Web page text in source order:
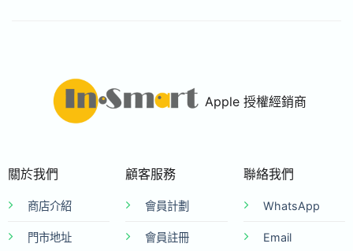
Apple 授權經銷商
關於我們
商店介紹
門市地址
顧客服務
會員計劃
會員註冊
聯絡我們
WhatsApp
Email